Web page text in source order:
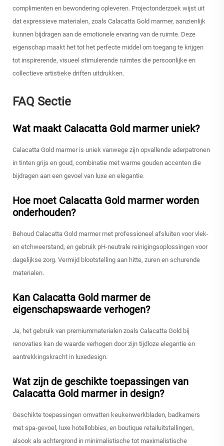
complimenten en bewondering opleveren. Projectonderzoek wijst uit
dat expressieve materialen, zoals Calacatta Gold marmer, aanzienlijk
kunnen bijdragen aan de emotionele ervaring van de ruimte. Deze
eigenschap maakt het tot het perfecte middel om toegang te krijgen
tot inspirerende, visueel stimulerende ruimtes die persoonlijke en
collectieve artistieke driften uitdrukken.
FAQ Sectie
Wat maakt Calacatta Gold marmer uniek?
Calacatta Gold marmer is uniek vanwege zijn opvallende aderpatronen
in tinten grijs en goud, combinatie met warme gouden accenten die
bijdragen aan een gevoel van luxe en elegantie.
Hoe moet Calacatta Gold marmer worden
onderhouden?
Behoud Calacatta Gold marmer met professioneel afsluiten voor vlek-
en etchweerstand, en gebruik pH-neutrale reinigingsoplossingen voor
dagelijkse zorg. Vermijd blootstelling aan hitte, zuren en schurende
materialen.
Kan Calacatta Gold marmer de
eigenschapswaarde verhogen?
Ja, het gebruik van premiummaterialen zoals Calacatta Gold bij
renovaties kan de waarde verhogen door zijn tijdloze elegantie en
aantrekkingskracht in luxedesign.
Wat zijn de geschikte toepassingen van
Calacatta Gold marmer in design?
Geschikte toepassingen omvatten keukenwerkbladen, badkamers
met spa-gevoel, luxe hotellobbies, en boutique retailuitstallingen,
alsook als achtergrond in minimalistische tot maximalistische